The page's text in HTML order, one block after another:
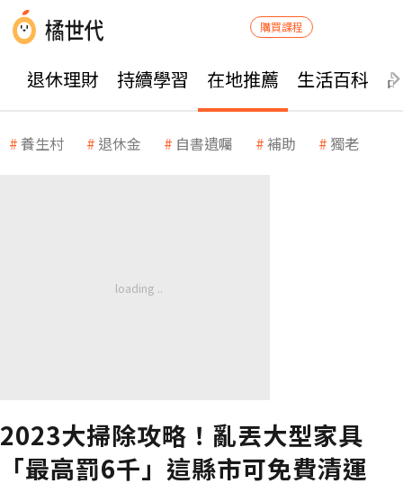
購買課程
退休理財 持續學習 在地推薦 生活百科
養生村 退休金 自書遺囑 補助 獨老
2023大掃除攻略！亂丟大型家具
「最高罰6千」這縣市可免費清運